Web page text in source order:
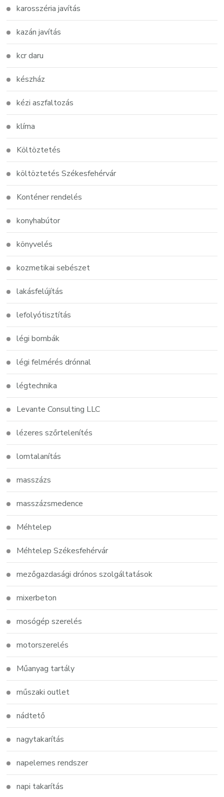
karosszéria javítás
kazán javítás
kcr daru
készház
kézi aszfaltozás
klíma
Költöztetés
költöztetés Székesfehérvár
Konténer rendelés
konyhabútor
könyvelés
kozmetikai sebészet
lakásfelújítás
lefolyótisztítás
légi bombák
légi felmérés drónnal
légtechnika
Levante Consulting LLC
lézeres szőrtelenítés
lomtalanítás
masszázs
masszázsmedence
Méhtelep
Méhtelep Székesfehérvár
mezőgazdasági drónos szolgáltatások
mixerbeton
mosógép szerelés
motorszerelés
Műanyag tartály
műszaki outlet
nádtető
nagytakarítás
napelemes rendszer
napi takarítás